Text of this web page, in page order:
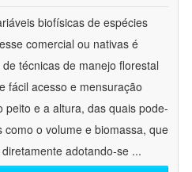
biofísicas de espécies
comercial ou nativas é
técnicas de manejo florestal
fácil acesso e mensuração
e a altura, das quais pode-
o volume e biomassa, que
adotando-se ...